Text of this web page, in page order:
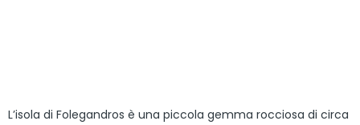
L’isola di Folegandros è una piccola gemma rocciosa di circa